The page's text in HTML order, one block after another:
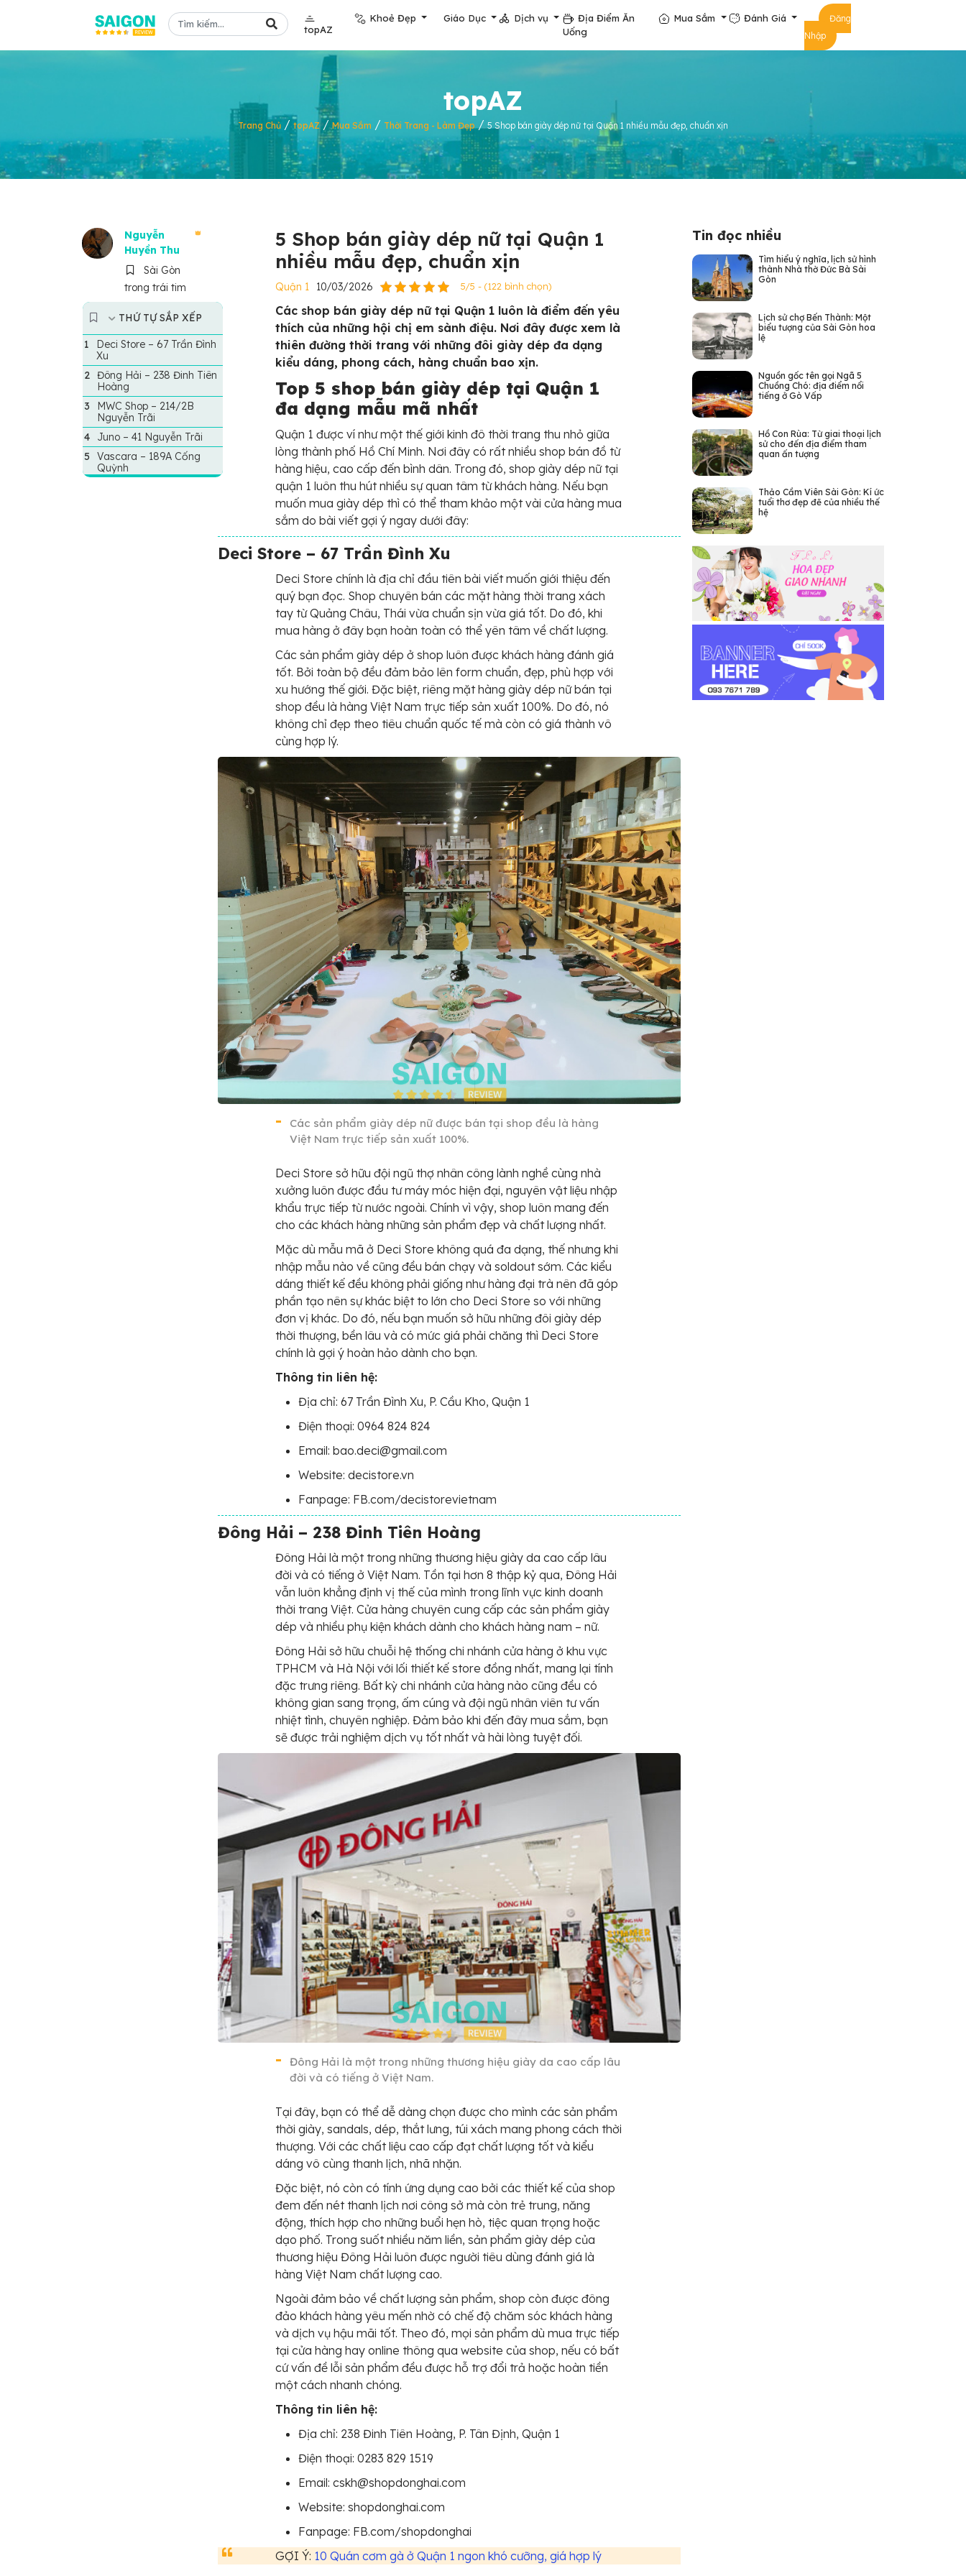
topAZ
Khoẻ Đẹp Giáo Dục Dịch vụ
Địa Điểm Ăn
Uống
Mua Sắm Đánh Giá
Đăng
Nhập
topAZ
Trang Chủ / topAZ /Mua Sắm / Thời Trang - Làm Đẹp/5 Shop bán giày dép nữ tại Quận 1 nhiều mẫu đẹp, chuẩn xịn
Nguyễn
Huyền Thu
Sài Gòn
trong trái tim
5 Shop bán giày dép nữ tại Quận 1
nhiều mẫu đẹp, chuẩn xịn
Quận 1 10/03/2026 5/5 - (122 bình chọn)
THỨ TỰ SẮP XẾP
Deci Store – 67 Trần Đình
Xu
Đông Hải – 238 Đinh Tiên
Hoàng
MWC Shop – 214/2B
Nguyễn Trãi
Juno – 41 Nguyễn Trãi
Vascara – 189A Cống
Quỳnh
Các shop bán giày dép nữ tại Quận 1 luôn là điểm đến yêu
thích của những hội chị em sành điệu. Nơi đây được xem là
thiên đường thời trang với những đôi giày dép đa dạng
kiểu dáng, phong cách, hàng chuẩn bao xịn.
Top 5 shop bán giày dép tại Quận 1
đa dạng mẫu mã nhất
Quận 1 được ví như một thế giới kinh đô thời trang thu nhỏ giữa
lòng thành phố Hồ Chí Minh. Nơi đây có rất nhiều shop bán đồ từ
hàng hiệu, cao cấp đến bình dân. Trong đó, shop giày dép nữ tại
quận 1 luôn thu hút nhiều sự quan tâm từ khách hàng. Nếu bạn
muốn mua giày dép thì có thể tham khảo một vài cửa hàng mua
sắm do bài viết gợi ý ngay dưới đây:
Deci Store – 67 Trần Đình Xu
Deci Store chính là địa chỉ đầu tiên bài viết muốn giới thiệu đến
quý bạn đọc. Shop chuyên bán các mặt hàng thời trang xách
tay từ Quảng Châu, Thái vừa chuẩn sịn vừa giá tốt. Do đó, khi
mua hàng ở đây bạn hoàn toàn có thể yên tâm về chất lượng.
Các sản phẩm giày dép ở shop luôn được khách hàng đánh giá
tốt. Bởi toàn bộ đều đảm bảo lên form chuẩn, đẹp, phù hợp với
xu hướng thế giới. Đặc biệt, riêng mặt hàng giày dép nữ bán tại
shop đều là hàng Việt Nam trực tiếp sản xuất 100%. Do đó, nó
không chỉ đẹp theo tiêu chuẩn quốc tế mà còn có giá thành vô
cùng hợp lý.
Các sản phẩm giày dép nữ được bán tại shop đều là hàng
Việt Nam trực tiếp sản xuất 100%.
Deci Store sở hữu đội ngũ thợ nhân công lành nghề cùng nhà
xưởng luôn được đầu tư máy móc hiện đại, nguyên vật liệu nhập
khẩu trực tiếp từ nước ngoài. Chính vì vậy, shop luôn mang đến
cho các khách hàng những sản phẩm đẹp và chất lượng nhất.
Mặc dù mẫu mã ở Deci Store không quá đa dạng, thế nhưng khi
nhập mẫu nào về cũng đều bán chạy và soldout sớm. Các kiểu
dáng thiết kế đều không phải giống như hàng đại trà nên đã góp
phần tạo nên sự khác biệt to lớn cho Deci Store so với những
đơn vị khác. Do đó, nếu bạn muốn sở hữu những đôi giày dép
thời thượng, bền lâu và có mức giá phải chăng thì Deci Store
chính là gợi ý hoàn hảo dành cho bạn.
Thông tin liên hệ:
Địa chỉ: 67 Trần Đình Xu, P. Cầu Kho, Quận 1
Điện thoại: 0964 824 824
Email: bao.deci@gmail.com
Website: decistore.vn
Fanpage: FB.com/decistorevietnam
Đông Hải – 238 Đinh Tiên Hoàng
Đông Hải là một trong những thương hiệu giày da cao cấp lâu
đời và có tiếng ở Việt Nam. Tồn tại hơn 8 thập kỷ qua, Đông Hải
vẫn luôn khẳng định vị thế của mình trong lĩnh vực kinh doanh
thời trang Việt. Cửa hàng chuyên cung cấp các sản phẩm giày
dép và nhiều phụ kiện khách dành cho khách hàng nam – nữ.
Đông Hải sở hữu chuỗi hệ thống chi nhánh cửa hàng ở khu vực
TPHCM và Hà Nội với lối thiết kế store đồng nhất, mang lại tính
đặc trưng riêng. Bất kỳ chi nhánh cửa hàng nào cũng đều có
không gian sang trọng, ấm cúng và đội ngũ nhân viên tư vấn
nhiệt tình, chuyên nghiệp. Đảm bảo khi đến đây mua sắm, bạn
sẽ được trải nghiệm dịch vụ tốt nhất và hài lòng tuyệt đối.
Đông Hải là một trong những thương hiệu giày da cao cấp lâu
đời và có tiếng ở Việt Nam.
Tại đây, bạn có thể dễ dàng chọn được cho mình các sản phẩm
thời giày, sandals, dép, thắt lưng, túi xách mang phong cách thời
thượng. Với các chất liệu cao cấp đạt chất lượng tốt và kiểu
dáng vô cùng thanh lịch, nhã nhặn.
Đặc biệt, nó còn có tính ứng dụng cao bởi các thiết kế của shop
đem đến nét thanh lịch nơi công sở mà còn trẻ trung, năng
động, thích hợp cho những buổi hẹn hò, tiệc quan trọng hoặc
dạo phố. Trong suốt nhiều năm liền, sản phẩm giày dép của
thương hiệu Đông Hải luôn được người tiêu dùng đánh giá là
hàng Việt Nam chất lượng cao.
Ngoài đảm bảo về chất lượng sản phẩm, shop còn được đông
đảo khách hàng yêu mến nhờ có chế độ chăm sóc khách hàng
và dịch vụ hậu mãi tốt. Theo đó, mọi sản phẩm dù mua trực tiếp
tại cửa hàng hay online thông qua website của shop, nếu có bất
cứ vấn đề lỗi sản phẩm đều được hỗ trợ đổi trả hoặc hoàn tiền
một cách nhanh chóng.
Thông tin liên hệ:
Địa chỉ: 238 Đinh Tiên Hoàng, P. Tân Định, Quận 1
Điện thoại: 0283 829 1519
Email: cskh@shopdonghai.com
Website: shopdonghai.com
Fanpage: FB.com/shopdonghai
GỢI Ý: 10 Quán cơm gà ở Quận 1 ngon khó cưỡng, giá hợp lý
Tin đọc nhiều
Tìm hiểu ý nghĩa, lịch sử hình
thành Nhà thờ Đức Bà Sài
Gòn
Lịch sử chợ Bến Thành: Một
biểu tượng của Sài Gòn hoa
lệ
Nguồn gốc tên gọi Ngã 5
Chuồng Chó: địa điểm nổi
tiếng ở Gò Vấp
Hồ Con Rùa: Từ giai thoại lịch
sử cho đến địa điểm tham
quan ấn tượng
Thảo Cầm Viên Sài Gòn: Kí ức
tuổi thơ đẹp đẽ của nhiều thế
hệ